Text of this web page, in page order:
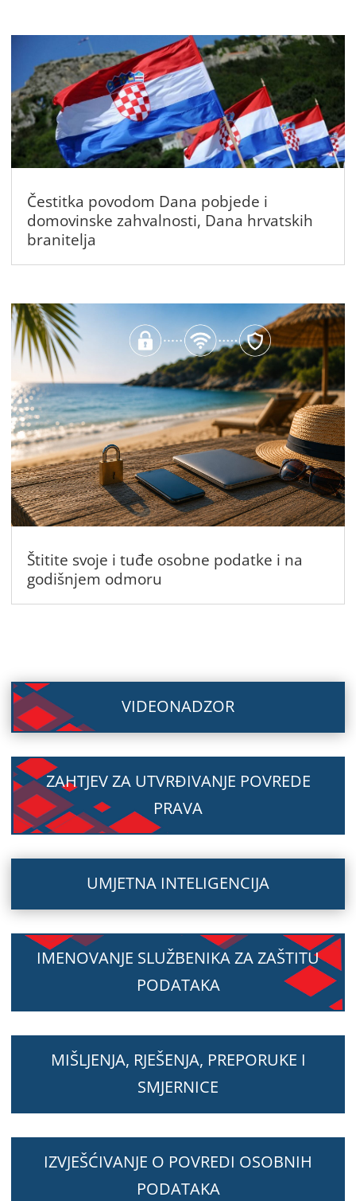
Čestitka povodom Dana pobjede i
domovinske zahvalnosti, Dana hrvatskih
branitelja
Štitite svoje i tuđe osobne podatke i na
godišnjem odmoru
VIDEONADZOR
ZAHTJEV ZA UTVRĐIVANJE POVREDE
PRAVA
UMJETNA INTELIGENCIJA
IMENOVANJE SLUŽBENIKA ZA ZAŠTITU
PODATAKA
MIŠLJENJA, RJEŠENJA, PREPORUKE I
SMJERNICE
IZVJEŠĆIVANJE O POVREDI OSOBNIH
PODATAKA